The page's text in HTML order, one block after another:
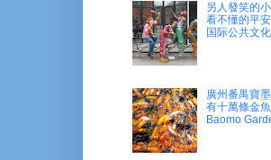
另人發笑的
看不懂的平
国际公共文
廣州番禺寶
有十萬條金
Baomo